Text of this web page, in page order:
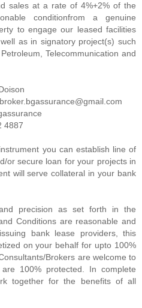
sales at a rate of 4%+2% of the
conditionfrom a genuine
to engage our leased facilities
as in signatory project(s) such
Telecommunication and
4887
you can establish line of
or secure loan for your projects in
will serve collateral in your bank
precision as set forth in the
Conditions are reasonable and
bank lease providers, this
on your behalf for upto 100%
Brokers are welcome to
100% protected. In complete
together for the benefits of all